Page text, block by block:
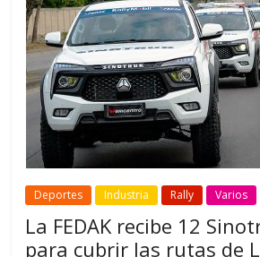
Deportes Industria Rally Varios
La FEDAK recibe 12
para cubrir las rutas de